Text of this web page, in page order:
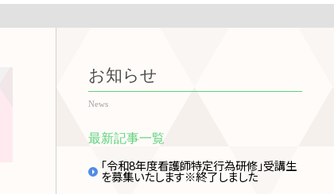
お知らせ
News
最新記事一覧
「令和8年度看護師特定行為研修」受講生
を募集いたします※終了しました